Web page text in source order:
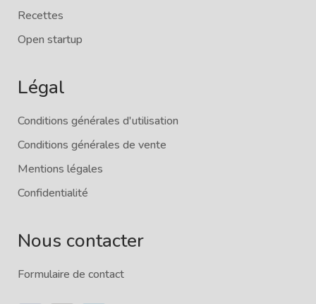
Recettes
Open startup
Légal
Conditions générales d'utilisation
Conditions générales de vente
Mentions légales
Confidentialité
Nous contacter
Formulaire de contact